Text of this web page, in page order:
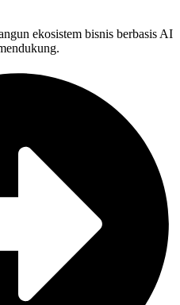
ekosistem bisnis berbasis AI